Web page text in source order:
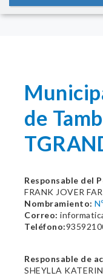
de
Responsable del
FRANK JOVER
Nombramiento:
Correo:
Teléfono:
Responsable de
SHEYLLA